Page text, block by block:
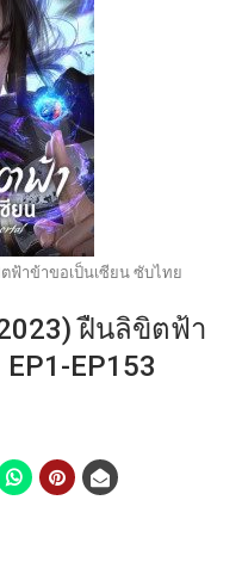
ฟ้าข้าขอเป็นเซียน ซับไทย
ฝืนลิขิตฟ้า
EP153